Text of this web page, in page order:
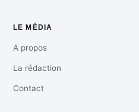
LE MÉDIA
A propos
La rédaction
Contact